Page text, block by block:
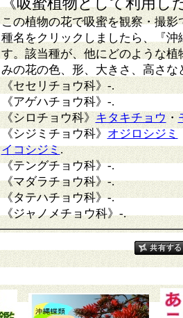
この植物の花で吸蜜を観察・撮影
種名をクリックしましたら、『
す。該当種が、他にどのような
みの花の色、形、大きさ、高さ
《セセリチョウ科》-.
《アゲハチョウ科》 -.
《シロチョウ科》 キタキチョウ ・
《シジミチョウ科》 オジロシジミ
イコシジミ.
《テングチョウ科》-.
《マダラチョウ科》-.
《タテハチョウ科》-.
《ジャノメチョウ科》-.